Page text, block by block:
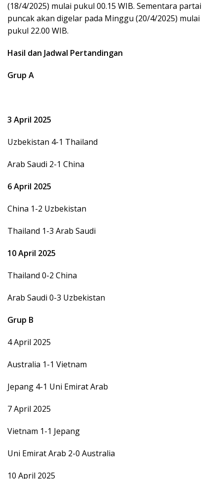
(18/4/2025) mulai pukul 00.15 WIB. Sementara partai
puncak akan digelar pada Minggu (20/4/2025) mulai
pukul 22.00 WIB.
Hasil dan Jadwal Pertandingan
Grup A
3 April 2025
Uzbekistan 4-1 Thailand
Arab Saudi 2-1 China
6 April 2025
China 1-2 Uzbekistan
Thailand 1-3 Arab Saudi
10 April 2025
Thailand 0-2 China
Arab Saudi 0-3 Uzbekistan
Grup B
4 April 2025
Australia 1-1 Vietnam
Jepang 4-1 Uni Emirat Arab
7 April 2025
Vietnam 1-1 Jepang
Uni Emirat Arab 2-0 Australia
10 April 2025